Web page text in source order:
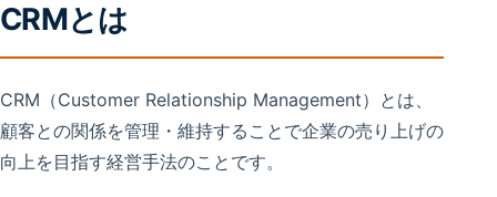
CRMとは
CRM（Customer Relationship Management）とは、
顧客との関係を管理・維持することで企業の売り上げの
向上を目指す経営手法のことです。